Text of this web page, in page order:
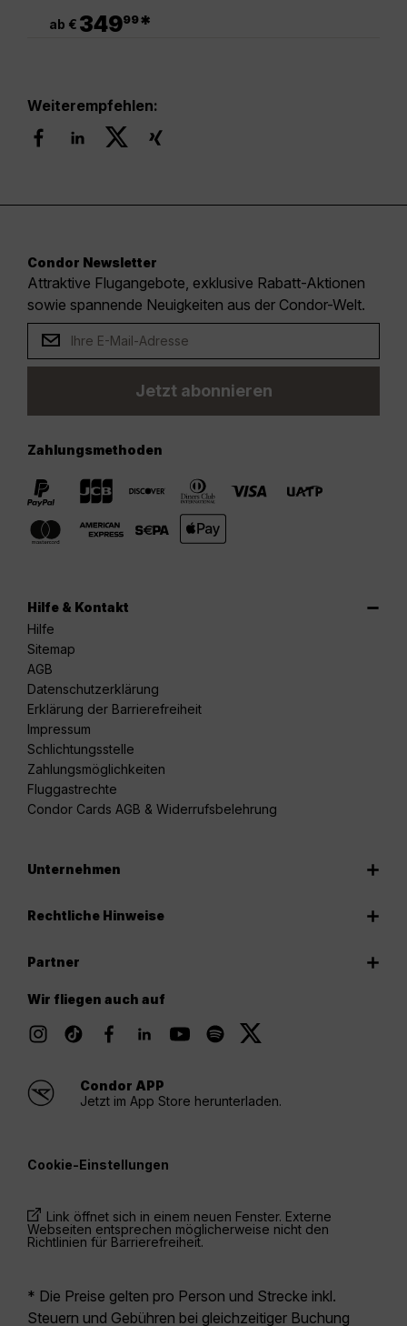
ab € 34999*
Weiterempfehlen:
Condor Newsletter
Attraktive Flugangebote, exklusive Rabatt-Aktionen
sowie spannende Neuigkeiten aus der Condor-Welt.
Jetzt abonnieren
Zahlungsmethoden
Hilfe & Kontakt
Hilfe
Sitemap
AGB
Datenschutzerklärung
Erklärung der Barrierefreiheit
Impressum
Schlichtungsstelle
Zahlungsmöglichkeiten
Fluggastrechte
Condor Cards AGB & Widerrufsbelehrung
Unternehmen
Rechtliche Hinweise
Partner
Wir fliegen auch auf
Condor APP
Jetzt im App Store herunterladen.
Cookie-Einstellungen
Link öffnet sich in einem neuen Fenster. Externe
Webseiten entsprechen möglicherweise nicht den
Richtlinien für Barrierefreiheit.
* Die Preise gelten pro Person und Strecke inkl.
Steuern und Gebühren bei gleichzeitiger Buchung